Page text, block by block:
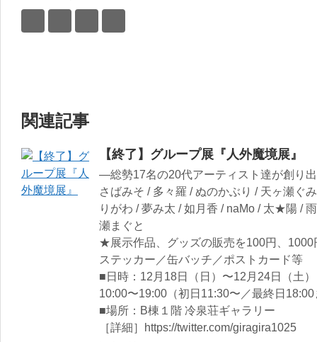
関連記事
【終了】グループ展『人外魔境展』
―総勢17名の20代アーティスト達が創り
さばみそ / 多々羅 / ぬのかぶり / 天ヶ瀬ぐ
りがわ / 夢み太 / 如月香 / naMo / 太★陽 /
瀬まぐと
★展示作品、グッズの販売を100円、1000
ステッカー／缶バッチ／ポストカード等
■日時：12月18日（日）〜12月24日（土）
10:00〜19:00（初日11:30〜／最終日18:00
■場所：B棟１階 冷泉荘ギャラリー
［詳細］https://twitter.com/giragira1025